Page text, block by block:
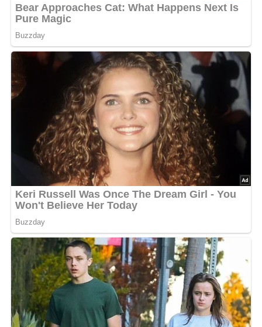
Zubereitung der Tomatensoße
Zwiebel hacken
beiseite.
Soße zubereiten: In einem größeren Topf schmelze die
Butter und streue das Mehl darüber. Rühre das Mehl
um und lasse es hell anschwitzen.
Mit Wasser ablöschen: Gieße das Wasser in den Topf
und bringe es zum Kochen.
Tomatenmark und Ketchup hinzufügen: Rühre das
Tomatenmark, den Tomatenketchup und die gehackten
Zwiebeln in die Soße ein. Lasse die Soße einige
Minuten köcheln, damit sich die Aromen vermischen.
Würzen: Schmecke die Soße sorgfältig mit Salz und
Zucker ab, bis sie die gewünschte Balance zwischen
süß und salzig erreicht hat.
Servieren: Deine hausgemachte Tomatensoße ist jetzt
fertig! Du kannst sie zu Nudeln, Pizza oder anderen
Gerichten servieren und genießen.
Kalorien: Pro Portion: ca. 120 kcal
Zubereitungszeit: 20 Minuten